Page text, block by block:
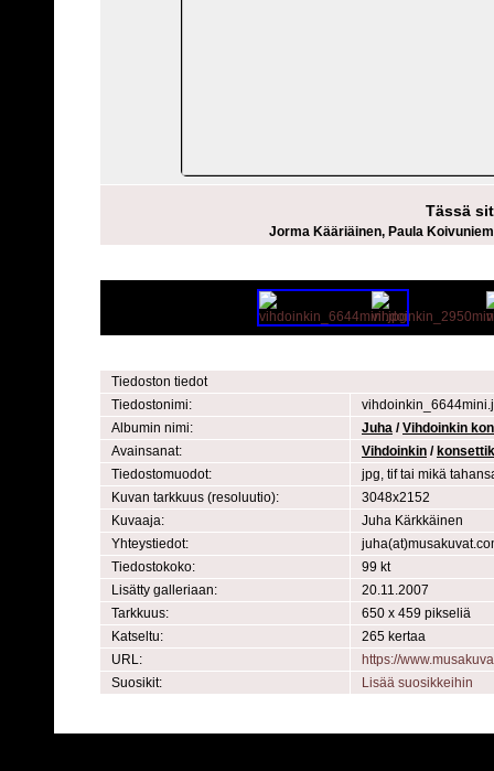
Tässä
Jorma Kääriäinen, Paula
Tiedoston tiedot
Tiedostonimi:
Albumin nimi:
Juha /Vihdoinkin
Avainsanat:
Vihdoinkin /
Tiedostomuodot:
jpg, tif tai mikä
Kuvan tarkkuus (resoluutio):
3048x2152
Kuvaaja:
Juha Kärkkäinen
Yhteystiedot:
Tiedostokoko:
99 kt
Lisätty galleriaan:
20.11.2007
Tarkkuus:
650 x 459 pikseliä
Katseltu:
265 kertaa
URL:
https://
Suosikit:
Lisää suosikkeihin